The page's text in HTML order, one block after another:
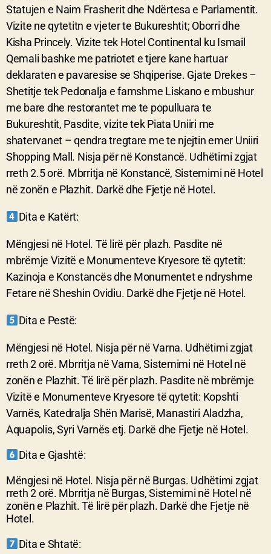
Statujen e Naim Frasherit dhe Ndërtesa e Parlamentit.
Vizite ne qytetitn e vjeter te Bukureshtit; Oborri dhe
Kisha Princely. Vizite tek Hotel Continental ku Ismail
Qemali bashke me patriotet e tjere kane hartuar
deklaraten e pavaresise se Shqiperise. Gjate Drekes –
Shetitje tek Pedonalja e famshme Liskano e mbushur
me bare dhe restorantet me te populluara te
Bukureshtit, Pasdite, vizite tek Piata Uniiri me
shatervanet – qendra tregtare me te njejtin emer Uniiri
Shopping Mall. Nisja për në Konstancë. Udhëtimi zgjat
rreth 2.5 orë. Mbrritja në Konstancë, Sistemimi në Hotel
në zonën e Plazhit. Darkë dhe Fjetje në Hotel.
Dita e Katërt:
Mëngjesi në Hotel. Të lirë për plazh. Pasdite në
mbrëmje Vizitë e Monumenteve Kryesore të qytetit:
Kazinoja e Konstancës dhe Monumentet e ndryshme
Fetare në Sheshin Ovidiu. Darkë dhe Fjetje në Hotel.
Dita e Pestë:
Mëngjesi në Hotel. Nisja për në Varna. Udhëtimi zgjat
rreth 2 orë. Mbrritja në Varna, Sistemimi në Hotel në
zonën e Plazhit. Të lirë për plazh. Pasdite në mbrëmje
Vizitë e Monumenteve Kryesore të qytetit: Kopshti
Varnës, Katedralja Shën Marisë, Manastiri Aladzha,
Aquapolis, Syri Varnës etj. Darkë dhe Fjetje në Hotel.
Dita e Gjashtë:
Mëngjesi në Hotel. Nisja për në Burgas. Udhëtimi zgjat
rreth 2 orë. Mbrritja në Burgas, Sistemimi në Hotel në
zonën e Plazhit. Të lirë për plazh. Darkë dhe Fjetje në
Hotel.
Dita e Shtatë: